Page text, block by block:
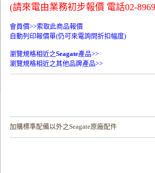
(請來電由業務初步報價 電話02-
會員價>>索取此商品報價
自動列印報價單(仍可來電詢問折扣幅度)
瀏覽規格相近之Seagate產品>>
瀏覽規格相近之其他品牌產品>>
加購標準配備以外之Seagate原廠配件